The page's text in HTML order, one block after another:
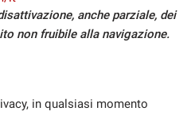
anche parziale, dei
non fruibile alla navigazione.
in qualsiasi momento